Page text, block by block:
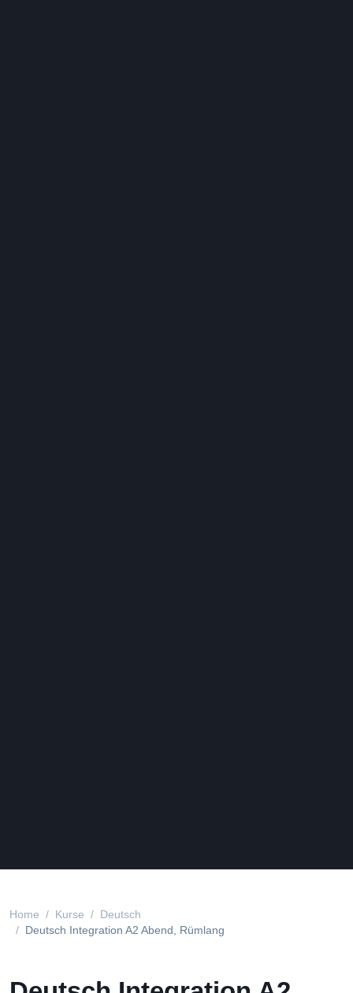
Home Kurse
Deutsch
Deutsch Integration A2 Abend, Rümlang